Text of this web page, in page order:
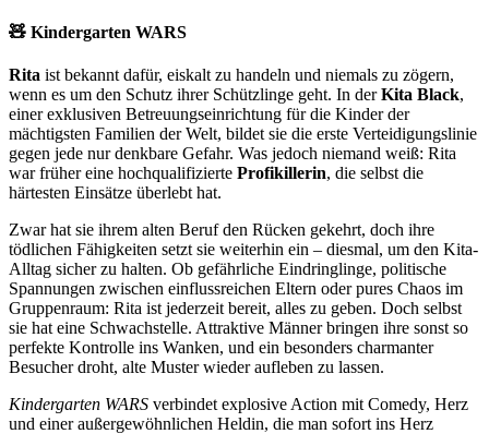
🧸 Kindergarten WARS
Rita ist bekannt dafür, eiskalt zu handeln und niemals zu zögern,
wenn es um den Schutz ihrer Schützlinge geht. In derKita Black,
einer exklusiven Betreuungseinrichtung für die Kinder der
mächtigsten Familien der Welt, bildet sie die erste Verteidigungslinie
gegen jede nur denkbare Gefahr. Was jedoch niemand weiß: Rita
war früher eine hochqualifizierte Profikillerin, die selbst die
härtesten Einsätze überlebt hat.
Zwar hat sie ihrem alten Beruf den Rücken gekehrt, doch ihre
tödlichen Fähigkeiten setzt sie weiterhin ein – diesmal, um den Kita-
Alltag sicher zu halten. Ob gefährliche Eindringlinge, politische
Spannungen zwischen einflussreichen Eltern oder pures Chaos im
Gruppenraum: Rita ist jederzeit bereit, alles zu geben. Doch selbst
sie hat eine Schwachstelle. Attraktive Männer bringen ihre sonst so
perfekte Kontrolle ins Wanken, und ein besonders charmanter
Besucher droht, alte Muster wieder aufleben zu lassen.
Kindergarten WARS verbindet explosive Action mit Comedy, Herz
und einer außergewöhnlichen Heldin, die man sofort ins Herz